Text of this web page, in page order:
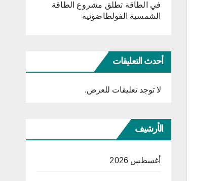
في الطاقة تطلق مشروع الطاقة
الشمسية الفولطاضوئية
أحدث التعليقات
لا توجد تعليقات للعرض.
الأرشيف
أغسطس 2026